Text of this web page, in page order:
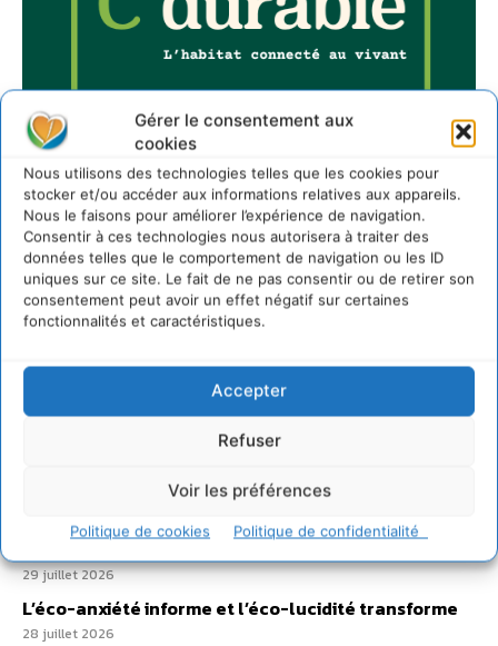
Gérer le consentement aux
cookies
Nous utilisons des technologies telles que les cookies pour
stocker et/ou accéder aux informations relatives aux appareils.
Nous le faisons pour améliorer l’expérience de navigation.
Consentir à ces technologies nous autorisera à traiter des
données telles que le comportement de navigation ou les ID
uniques sur ce site. Le fait de ne pas consentir ou de retirer son
consentement peut avoir un effet négatif sur certaines
fonctionnalités et caractéristiques.
Accepter
Refuser
Voir les préférences
Politique de cookies Politique de confidentialité
Sur Cdurable
hydrique et déréglé tout le territoire (2020-2026)
Développer notre attention aux espèces vivantes
non humaines avec les communs de Zoepolis
développement des forêts comestibles dans nos
29 juillet 2026
L’éco-anxiété informe et l’éco-lucidité transforme
28 juillet 2026